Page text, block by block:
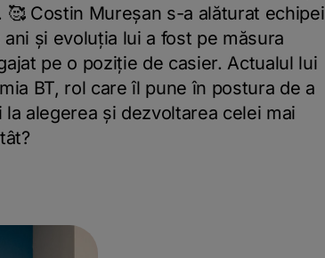
Costin Mureșan s-a alăturat echipei
și evoluția lui a fost pe măsura
pe o poziție de casier. Actualul lui
BT, rol care îl pune în postura de a
alegerea și dezvoltarea celei mai